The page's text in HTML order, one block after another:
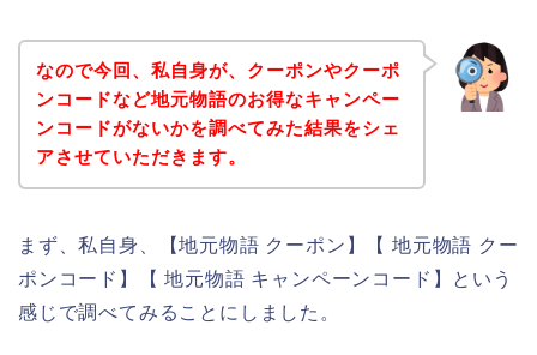
なので今回、私自身が、クーポンやクーポ
ンコードなど地元物語のお得なキャンペー
ンコードがないかを調べてみた結果をシェ
アさせていただきます。
まず、私自身、【地元物語 クーポン】【 地元物語 クー
ポンコード】【 地元物語 キャンペーンコード】という
感じで調べてみることにしました。